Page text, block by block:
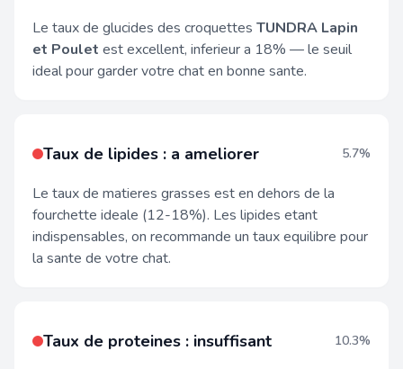
Le taux de glucides des croquettes TUNDRA Lapin
et Poulet est excellent, inferieur a 18% — le seuil
ideal pour garder votre chat en bonne sante.
Taux de lipides : a ameliorer 5.7%
Le taux de matieres grasses est en dehors de la
fourchette ideale (12-18%). Les lipides etant
indispensables, on recommande un taux equilibre pour
la sante de votre chat.
Taux de proteines : insuffisant 10.3%